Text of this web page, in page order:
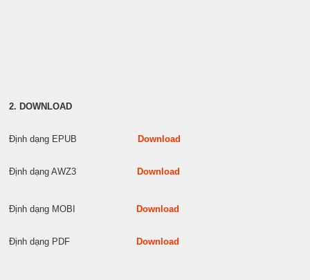
2. DOWNLOAD
Định dạng EPUB Download
Định dạng AWZ3 Download
Định dạng MOBI Download
Định dạng PDF Download